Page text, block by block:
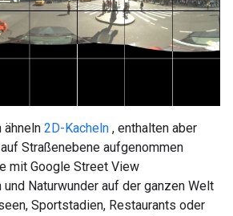
ähneln 2D-Kacheln , enthalten aber
Straßenebene aufgenommen
mit Google Street View
Naturwunder auf der ganzen Welt
Sportstadien, Restaurants oder